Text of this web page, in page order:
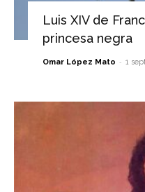
Luis XIV de
princesa negra
Omar López Mato - 1